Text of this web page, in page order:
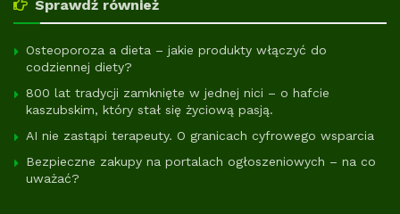
Sprawdź również
Osteoporoza a dieta – jakie produkty włączyć do
codziennej diety?
800 lat tradycji zamknięte w jednej nici – o hafcie
kaszubskim, który stał się życiową pasją.
AI nie zastąpi terapeuty. O granicach cyfrowego wsparcia
Bezpieczne zakupy na portalach ogłoszeniowych – na co
uważać?